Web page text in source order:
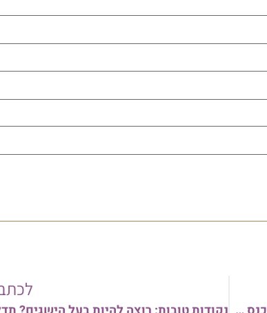
לכתבה הבאה